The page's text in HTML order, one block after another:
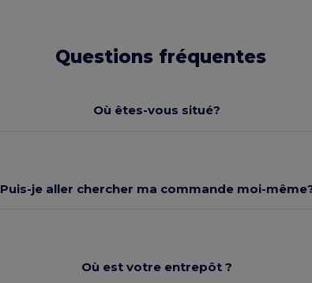
Questions fréquentes
Où êtes-vous situé?
Puis-je aller chercher ma commande moi-
Où est votre entrepôt ?